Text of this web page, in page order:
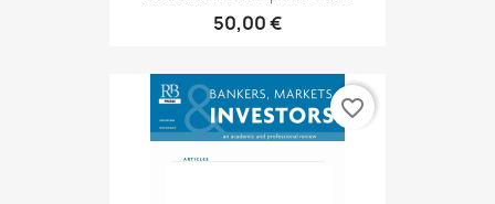
50,00 €
favorite_border